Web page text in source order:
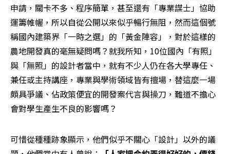
申請，關卡不多、程序簡單，甚至還有「專業謀士」協助
運籌帷幄，所以自從公開以來似乎暢行無阻，然而這個號
稱國內建築界「一時之選」的「黃金陣容」，對於這樣的
農地開發真的毫無疑問嗎？就我所知，10位國內「有照」
與「無照」的設計者當中，就有不少人仍在各大學專任、
兼任或主持講座，專業與學術領域皆有擅場，替這麼一場
頗具爭議、佔政策便宜的開發案代言與操刀，難道不擔心
會對學生產生不良的影響嗎？
可惜從種種跡象顯示，他們似乎不關心「設計」以外的議